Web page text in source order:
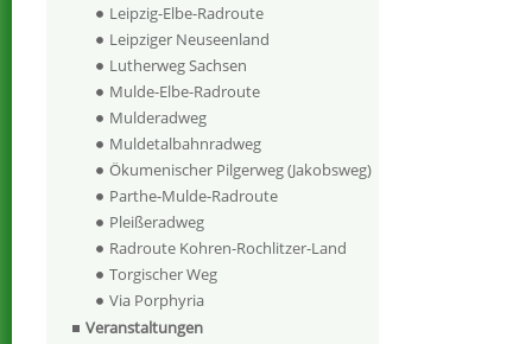
Leipzig-Elbe-Radroute
Leipziger Neuseenland
Lutherweg Sachsen
Mulde-Elbe-Radroute
Mulderadweg
Muldetalbahnradweg
Ökumenischer Pilgerweg (Jakobsweg)
Parthe-Mulde-Radroute
Pleißeradweg
Radroute Kohren-Rochlitzer-Land
Torgischer Weg
Via Porphyria
Veranstaltungen